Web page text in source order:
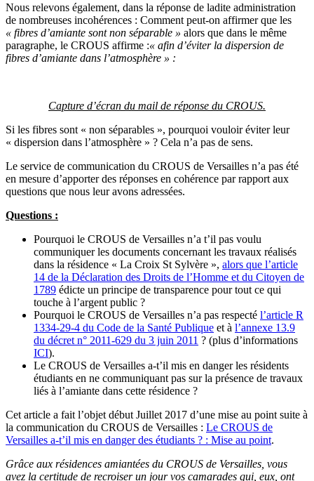
Nous relevons également, dans la réponse de ladite administration
de nombreuses incohérences : Comment peut-on affirmer que les
« fibres d’amiante sont non séparable » alors que dans le même
paragraphe, le CROUS affirme :« afin d’éviter la dispersion de
fibres d’amiante dans l’atmosphère » :
Capture d’écran du mail de réponse du CROUS.
Si les fibres sont « non séparables », pourquoi vouloir éviter leur
« dispersion dans l’atmosphère » ? Cela n’a pas de sens.
Le service de communication du CROUS de Versailles n’a pas été
en mesure d’apporter des réponses en cohérence par rapport aux
questions que nous leur avons adressées.
Questions :
Pourquoi le CROUS de Versailles n’a t’il pas voulu
communiquer les documents concernant les travaux réalisés
dans la résidence « La Croix St Sylvère », alors que l’article
14 de la Déclaration des Droits de l’Homme et du Citoyen de
1789 édicte un principe de transparence pour tout ce qui
touche à l’argent public ?
Pourquoi le CROUS de Versailles n’a pas respecté l’article R
1334-29-4 du Code de la Santé Publique et à l’annexe 13.9
du décret n° 2011-629 du 3 juin 2011 ? (plus d’informations
ICI).
Le CROUS de Versailles a-t’il mis en danger les résidents
étudiants en ne communiquant pas sur la présence de travaux
liés à l’amiante dans cette résidence ?
Cet article a fait l’objet début Juillet 2017 d’une mise au point suite à
la communication du CROUS de Versailles : Le CROUS de
Versailles a-t’il mis en danger des étudiants ? : Mise au point.
Grâce aux résidences amiantées du CROUS de Versailles, vous
avez la certitude de recroiser un jour vos camarades qui, eux, ont